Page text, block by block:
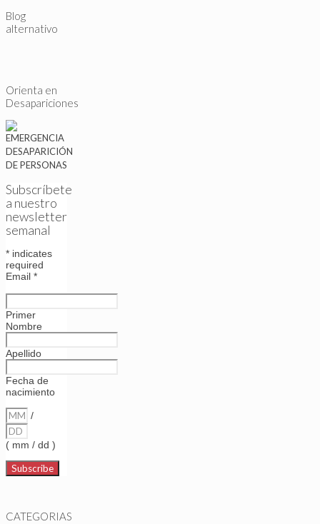
Blog
alternativo
Orienta en
Desapariciones
Subscríbete
a nuestro
newsletter
semanal
* indicates
required
Email *
Primer
Nombre
Apellido
Fecha de
nacimiento
/
( mm / dd )
CATEGORIAS